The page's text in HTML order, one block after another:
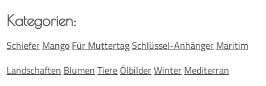
Kate­go­rien:
Schiefer Mango Für MuttertagSchlüssel-Anhänger Maritim
Landschaften Blumen Tiere ÖlbilderWinter Mediterran